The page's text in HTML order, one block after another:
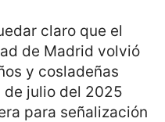
claro que el
de Madrid volvió
y cosladeñas
de julio del 2025
para señalización